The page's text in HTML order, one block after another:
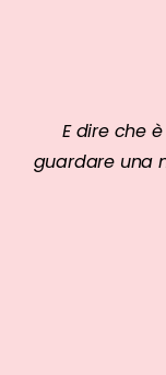
E dire che
guardare una